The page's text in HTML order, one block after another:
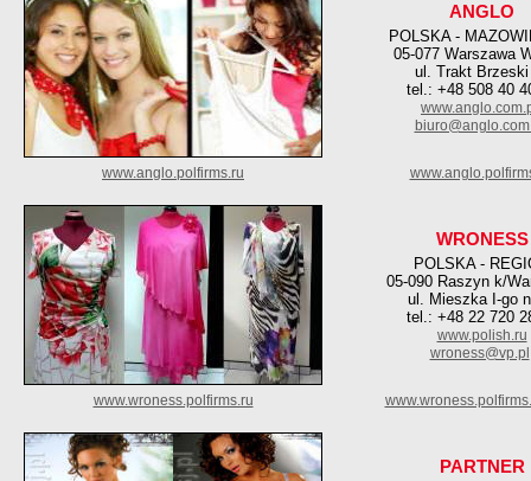
ANGLO
POLSKA -
05-077 Warszawa
ul. Trakt Brzeski
tel.: +48 508 40
www.anglo.polfirms.ru
WRONESS
POLSKA -
05-090 Raszyn k/
ul. Mieszka I-go
tel.: +48 22 720
www.polish.ru
wroness@vp.pl
www.wroness.polfirms.ru
PARTNER